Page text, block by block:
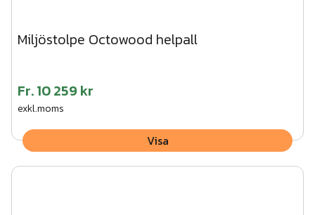
Miljöstolpe Octowood helpall
Fr.10 259 kr
exkl.moms
Visa